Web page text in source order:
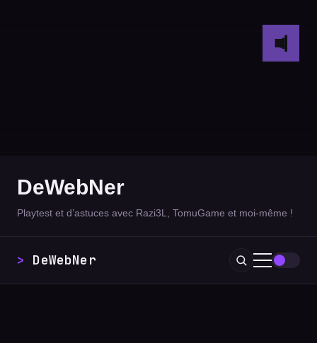
DeWebNer
Playtest et d’astuces avec Razi3L, TomuGame et moi-même !
DeWebNer